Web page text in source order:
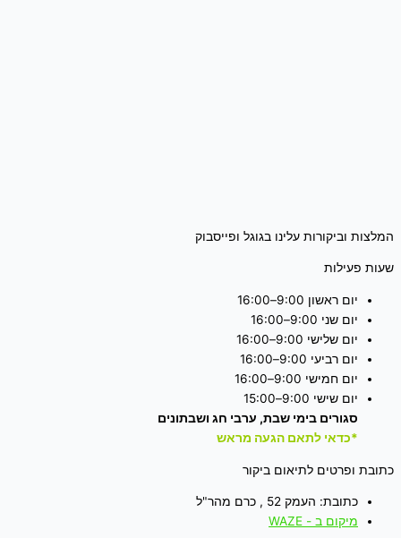
המלצות וביקורות עלינו בגוגל ופייסבוק
שעות פעילות
יום ראשון 9:00–16:00
יום שני 9:00–16:00
יום שלישי 9:00–16:00
יום רביעי 9:00–16:00
יום חמישי 9:00–16:00
יום שישי 9:00–15:00
סגורים בימי שבת, ערבי חג ושבתונים
*כדאי לתאם הגעה מראש
כתובת ופרטים לתיאום ביקור
כתובת: העמק 52 , כרם מהר"ל
מיקום ב - WAZE